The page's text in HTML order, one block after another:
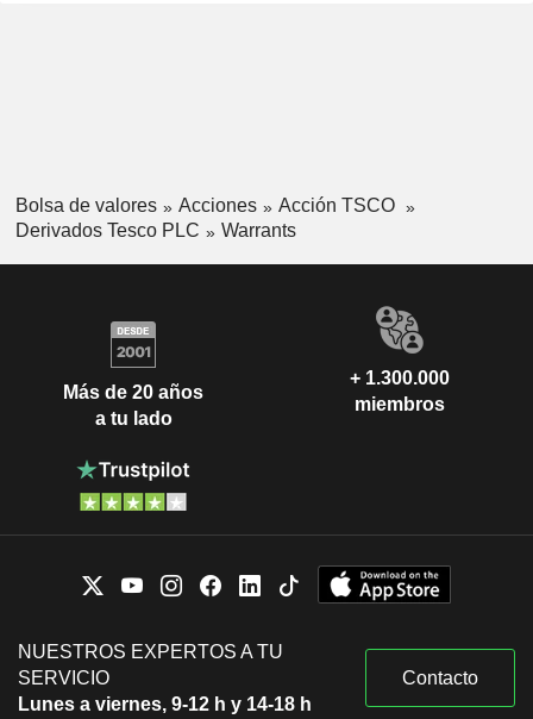
Bolsa de valores Acciones
Acción TSCO
Derivados Tesco PLC
Warrants
Más de 20 años
a tu lado
+ 1.300.000
miembros
NUESTROS EXPERTOS A TU
SERVICIO
Lunes a viernes, 9-12 h y 14-18 h
Contacto